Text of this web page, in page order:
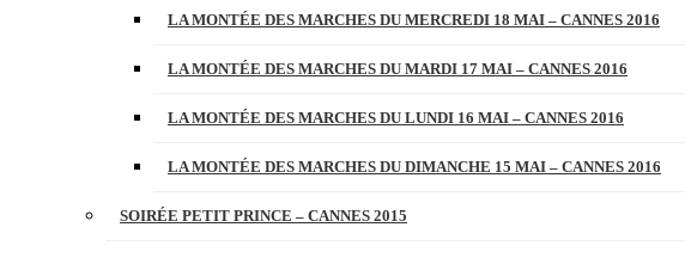
LA MONTÉE DES MARCHES DU MERCREDI 18 MAI – CANNES 2016
LA MONTÉE DES MARCHES DU MARDI 17 MAI – CANNES 2016
LA MONTÉE DES MARCHES DU LUNDI 16 MAI – CANNES 2016
LA MONTÉE DES MARCHES DU DIMANCHE 15 MAI – CANNES 2016
SOIRÉE PETIT PRINCE – CANNES 2015